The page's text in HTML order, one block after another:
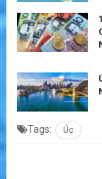
Tags: Úc